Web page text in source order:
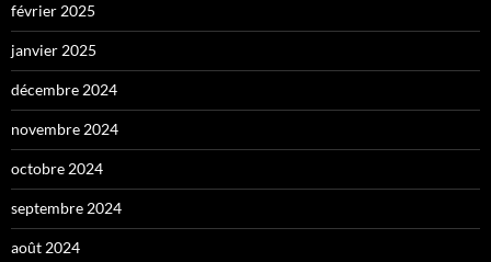
février 2025
janvier 2025
décembre 2024
novembre 2024
octobre 2024
septembre 2024
août 2024